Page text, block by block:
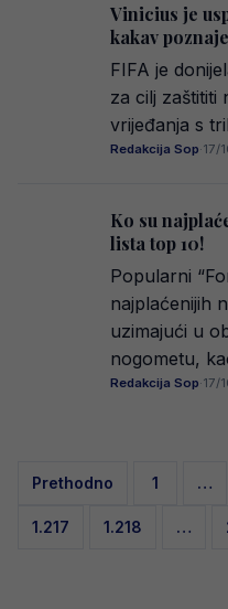
Vinicius je
kakav
FIFA je
za cilj zaštititi
vrijeđanja s
Redakcija Sop·17/
Ko su
lista top 10!
Popularni
najplaćenijih
uzimajući u
nogometu,
Redakcija Sop·17/
Posts
pagination
Prethodno 1 …
1.217 1.218 …